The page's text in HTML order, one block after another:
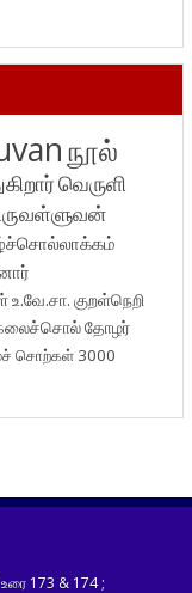
நூல்
வெருளி
உ.வே.சா. குறள்நெறி
தோழர்
சொற்கள் 3000
173 & 174 ;